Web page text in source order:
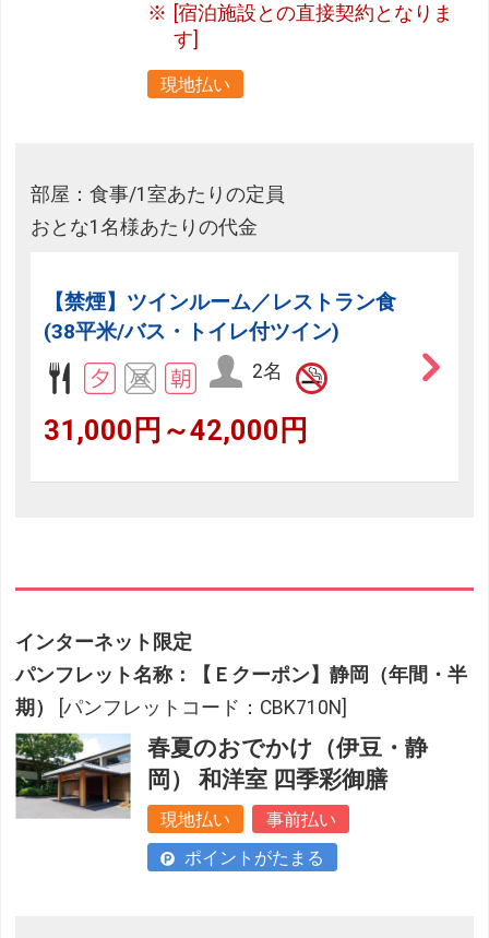
[宿泊施設との直接契約となりま
す]
現地払い
部屋：食事/1室あたりの定員
おとな1名様あたりの代金
【禁煙】ツインルーム／レストラン食
(38平米/バス・トイレ付ツイン)
2名
31,000円～42,000円
インターネット限定
パンフレット名称：【Ｅクーポン】静岡（年間・半
期）
[パンフレットコード：CBK710N]
春夏のおでかけ（伊豆・静
岡） 和洋室 四季彩御膳
現地払い
事前払い
ポイントがたまる